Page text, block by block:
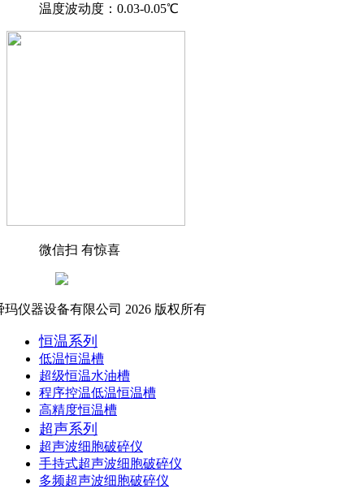
温度波动度：0.03-0.05℃
微信扫 有惊喜
玛仪器设备有限公司 2026 版权所有
恒温系列
低温恒温槽
超级恒温水油槽
程序控温低温恒温槽
高精度恒温槽
超声系列
超声波细胞破碎仪
手持式超声波细胞破碎仪
多频超声波细胞破碎仪